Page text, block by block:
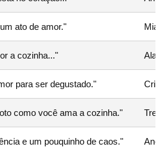
ato de amor." Mia
a cozinha..."
para ser degustado." Cris
como você ama a cozinha."
e um pouquinho de caos."